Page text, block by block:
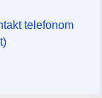
telefonom